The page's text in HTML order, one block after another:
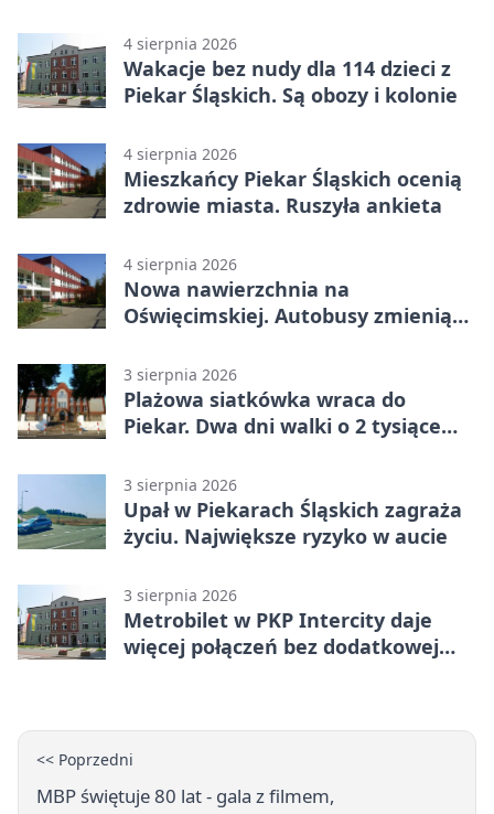
4 sierpnia 2026
Wakacje bez nudy dla 114 dzieci z
Piekar Śląskich. Są obozy i kolonie
4 sierpnia 2026
Mieszkańcy Piekar Śląskich ocenią
zdrowie miasta. Ruszyła ankieta
4 sierpnia 2026
Nowa nawierzchnia na
Oświęcimskiej. Autobusy zmienią
3 sierpnia 2026
Plażowa siatkówka wraca do
Piekar. Dwa dni walki o 2 tysiące
3 sierpnia 2026
Upał w Piekarach Śląskich zagraża
życiu. Największe ryzyko w aucie
3 sierpnia 2026
Metrobilet w PKP Intercity daje
więcej połączeń bez dodatkowej
<< Poprzedni
MBP świętuje 80 lat - gala z filmem,